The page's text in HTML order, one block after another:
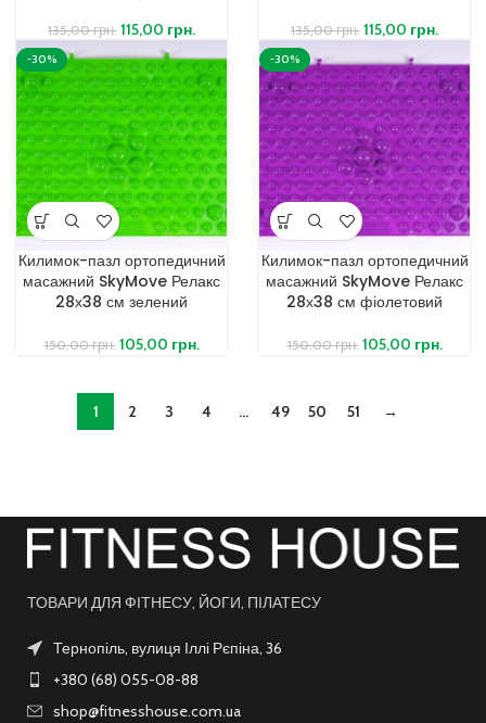
135,00грн. 115,00 грн. 135,00грн. 115,00 грн.
-30%
Килимок-пазл ортопедичний
масажний SkyMove Релакс
28х38 см зелений
150,00грн. 105,00 грн.
-30%
Килимок-пазл ортопедичний
масажний SkyMove Релакс
28х38 см фіолетовий
150,00грн. 105,00 грн.
1 2 3 4 … 49 50 51 →
ТОВАРИ ДЛЯ ФІТНЕСУ, ЙОГИ, ПІЛАТЕСУ
Тернопіль, вулиця Іллі Рєпіна, 36
+380 (68) 055-08-88
shop@fitnesshouse.com.ua